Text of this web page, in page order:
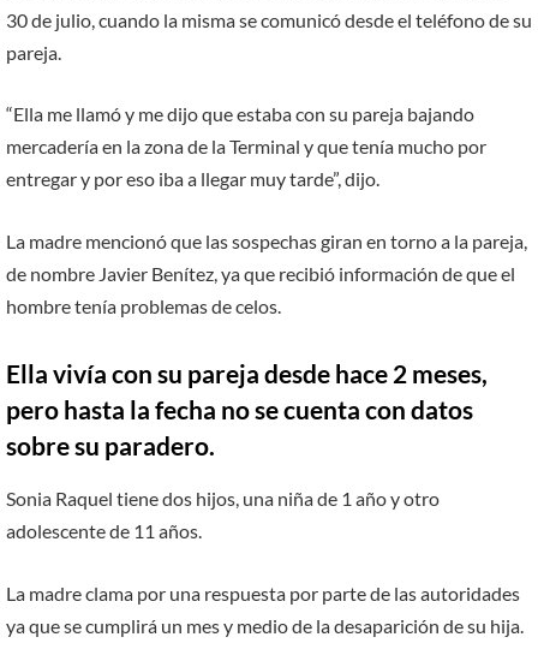
30 de julio, cuando la misma se comunicó desde el teléfono de su
pareja.
“Ella me llamó y me dijo que estaba con su pareja bajando
mercadería en la zona de la Terminal y que tenía mucho por
entregar y por eso iba a llegar muy tarde”, dijo.
La madre mencionó que las sospechas giran en torno a la pareja,
de nombre Javier Benítez, ya que recibió información de que el
hombre tenía problemas de celos.
Ella vivía con su pareja desde hace 2 meses,
pero hasta la fecha no se cuenta con datos
sobre su paradero.
Sonia Raquel tiene dos hijos, una niña de 1 año y otro
adolescente de 11 años.
La madre clama por una respuesta por parte de las autoridades
ya que se cumplirá un mes y medio de la desaparición de su hija.